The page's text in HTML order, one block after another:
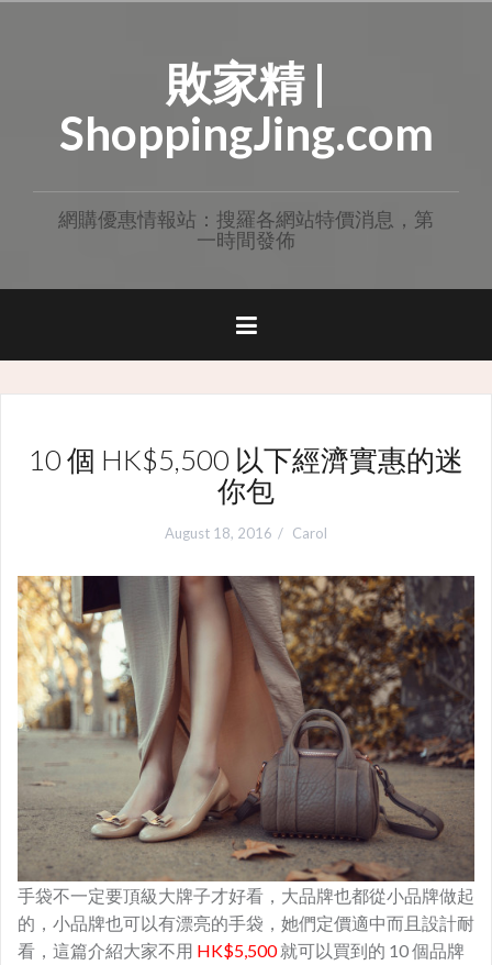
敗家精 |
ShoppingJing.com
網購優惠情報站：搜羅各網站特價消息，第
一時間發佈
10 個 HK$5,500 以下經濟實惠的迷
你包
August 18, 2016 Carol
手袋不一定要頂級大牌子才好看，大品牌也都從小品牌做起
的，小品牌也可以有漂亮的手袋，她們定價適中而且設計耐
看，這篇介紹大家不用 HK$5,500就可以買到的 10 個品牌